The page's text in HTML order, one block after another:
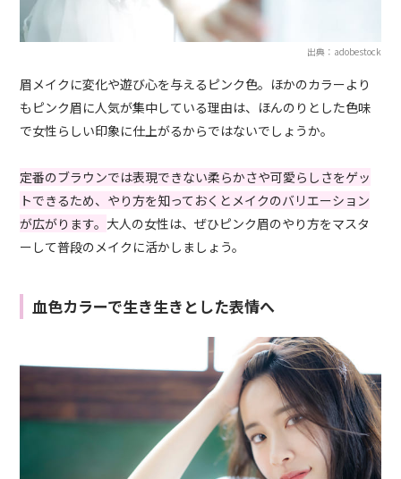
出典：adobestock
眉メイクに変化や遊び心を与えるピンク色。ほかのカラーより
もピンク眉に人気が集中している理由は、ほんのりとした色味
で女性らしい印象に仕上がるからではないでしょうか。
定番のブラウンでは表現できない柔らかさや可愛らしさをゲッ
トできるため、やり方を知っておくとメイクのバリエーション
が広がります。大人の女性は、ぜひピンク眉のやり方をマスタ
ーして普段のメイクに活かしましょう。
血色カラーで生き生きとした表情へ